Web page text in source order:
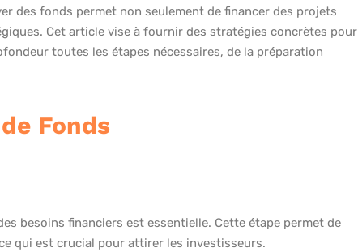
des fonds permet non seulement de financer des projets
Cet article vise à fournir des stratégies concrètes pour
toutes les étapes nécessaires, de la préparation
Fonds
besoins financiers est essentielle. Cette étape permet de
qui est crucial pour attirer les investisseurs.